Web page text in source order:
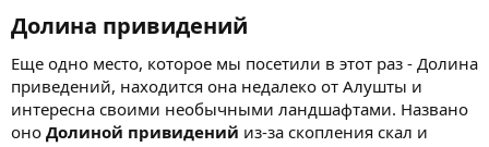
Долина привидений​
Еще одно место, которое мы посетили в этот раз - Долина
приведений, находится она недалеко от Алушты и
интересна своими необычными ландшафтами. Названо
оно Долиной привидений из-за скопления скал и